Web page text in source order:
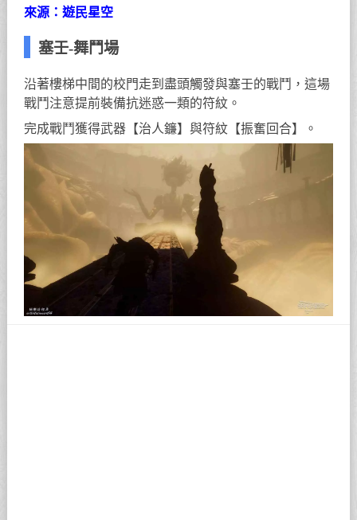
來源：遊民星空
塞壬-舞鬥場
沿著樓梯中間的校門走到盡頭觸發與塞壬的戰鬥，這場
戰鬥注意提前裝備抗迷惑一類的符紋。
完成戰鬥獲得武器【治人鐮】與符紋【振奮回合】。